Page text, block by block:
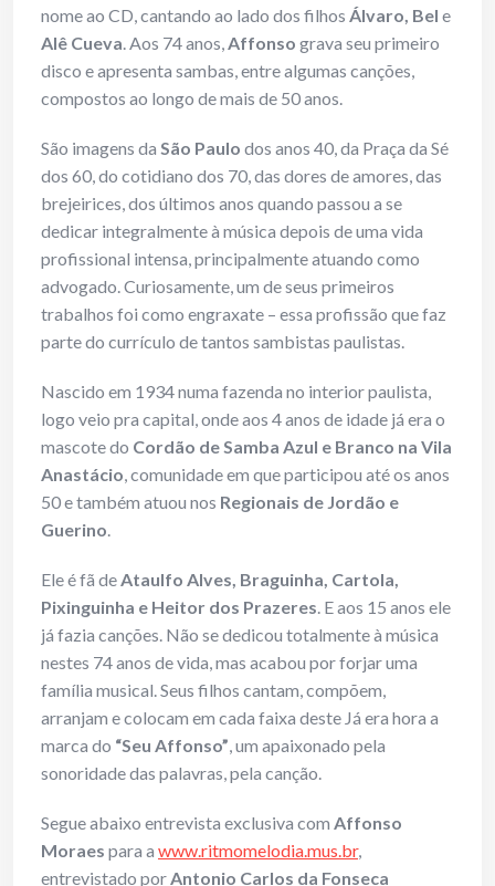
nome ao CD, cantando ao lado dos filhos Álvaro, Bel e
Alê Cueva. Aos 74 anos,Affonso grava seu primeiro
disco e apresenta sambas, entre algumas canções,
compostos ao longo de mais de 50 anos.
São imagens da São Paulo dos anos 40, da Praça da Sé
dos 60, do cotidiano dos 70, das dores de amores, das
brejeirices, dos últimos anos quando passou a se
dedicar integralmente à música depois de uma vida
profissional intensa, principalmente atuando como
advogado. Curiosamente, um de seus primeiros
trabalhos foi como engraxate – essa profissão que faz
parte do currículo de tantos sambistas paulistas.
Nascido em 1934 numa fazenda no interior paulista,
logo veio pra capital, onde aos 4 anos de idade já era o
mascote do Cordão de Samba Azul e Branco na Vila
Anastácio, comunidade em que participou até os anos
50 e também atuou nos Regionais de Jordão e
Guerino.
Ele é fã deAtaulfo Alves, Braguinha, Cartola,
Pixinguinha e Heitor dos Prazeres. E aos 15 anos ele
já fazia canções. Não se dedicou totalmente à música
nestes 74 anos de vida, mas acabou por forjar uma
família musical. Seus filhos cantam, compõem,
arranjam e colocam em cada faixa deste Já era hora a
marca do “Seu Affonso”, um apaixonado pela
sonoridade das palavras, pela canção.
Segue abaixo entrevista exclusiva com Affonso
Moraes para a www.ritmomelodia.mus.br,
entrevistado porAntonio Carlos da Fonseca